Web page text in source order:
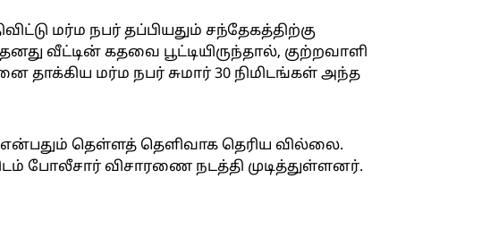
மர்ம நபர் தப்பியதும் சந்தேகத்திற்கு
வீட்டின் கதவை பூட்டியிருந்தால், குற்றவாளி
தாக்கிய மர்ம நபர் சுமார் 30 நிமிடங்கள் அந்த
தெள்ளத் தெளிவாக தெரிய வில்லை.
போலீசார் விசாரணை நடத்தி முடித்துள்ளனர்.